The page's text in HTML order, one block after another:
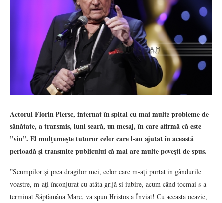
Actorul Florin Piersc, internat în spital cu mai multe probleme de
sănătate, a transmis, luni seară, un mesaj, în care afirmă că este
”viu”. El mulţumeşte tuturor celor care l-au ajutat în această
perioadă şi transmite publicului că mai are multe poveşti de spus.
”Scumpilor şi prea dragilor mei, celor care m-aţi purtat in gândurile
voastre, m-aţi înconjurat cu atâta grijă si iubire, acum când tocmai s-a
terminat Săptămâna Mare, va spun Hristos a Înviat! Cu aceasta ocazie,